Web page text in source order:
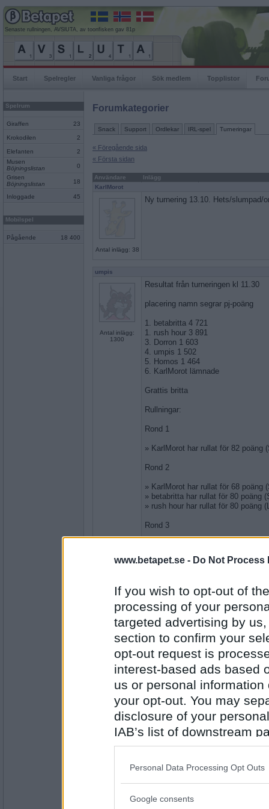
www.betapet.se - Do Not Process
If you wish to opt-out of
processing of your
targeted advertising by
section to confirm your
opt-out request is
interest-based ads based
us or personal
your opt-out. You may
disclosure of your
IAB’s list of downstream
also be disclosed by us
Downstream Participants
Please note that this
Personal Data Processing Opt Outs
Google consents
Senaste rullningen, AVSlUTA, av toonfisken gav 81p
Start Spelregler Vanliga frågor Sök medlem Topplistor
Spelrum
Giraffen 23
Krokodilen 2
Elefanten
2
Musen
Böjningslistan
0
Grisen
Böjningslistan
18
Inloggade 45
Mobilspel
Pågående 18 400
Forumkategorier
Snack Support Ordlekar IRL-spel Turneringar
« Föregående sida
« Första sidan
Användare
Inlägg
KarlMorot
Antal inlägg: 38
Ny turnering 13.10. Hets/slumpad/
umpis
Antal inlägg:
1300
Resultat från turneringen kl 11.30
placering namn segrar pj-poäng
1. betabritta 4 721
1. rush hour 3 891
3. Dorron 1 603
4. umpis 1 502
5. Homos 1 464
6. KarlMorot lämnade
Grattis britta
Rullningar:
Rond 1
» KarlMorot har rullat för 82 poäng
Rond 2
» KarlMorot har rullat för 68 poäng
» betabritta har rullat för 80 poäng
» rush hour har rullat för 80 poäng
Rond 3
Bästa rulle: SKOLDAGS Grattis
1300
Resultat från turneringen kl 13.10
Placering Namn Segrar Pj-poäng
1. KarlMorot 4 1063
2. eywede 3 831
3. betabritta 2 611
4. Homos 2 467
5. Dorron 1 417
6. umpis 0 211
Rond 1:
KarlMorot: HUKANDE (106)